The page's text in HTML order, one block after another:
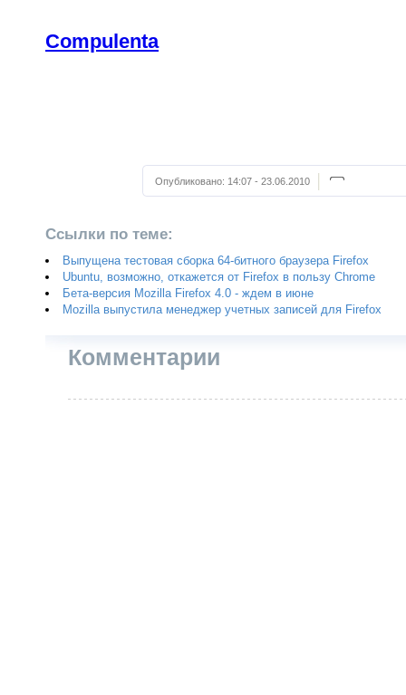
Compulenta
Опубликовано: 14:07 - 23.06.2010
Ссылки по теме:
Выпущена тестовая сборка 64-битного браузера Firefox
Ubuntu, возможно, откажется от Firefox в пользу Chrome
Бета-версия Mozilla Firefox 4.0 - ждем в июне
Mozilla выпустила менеджер учетных записей для Firefox
Комментарии